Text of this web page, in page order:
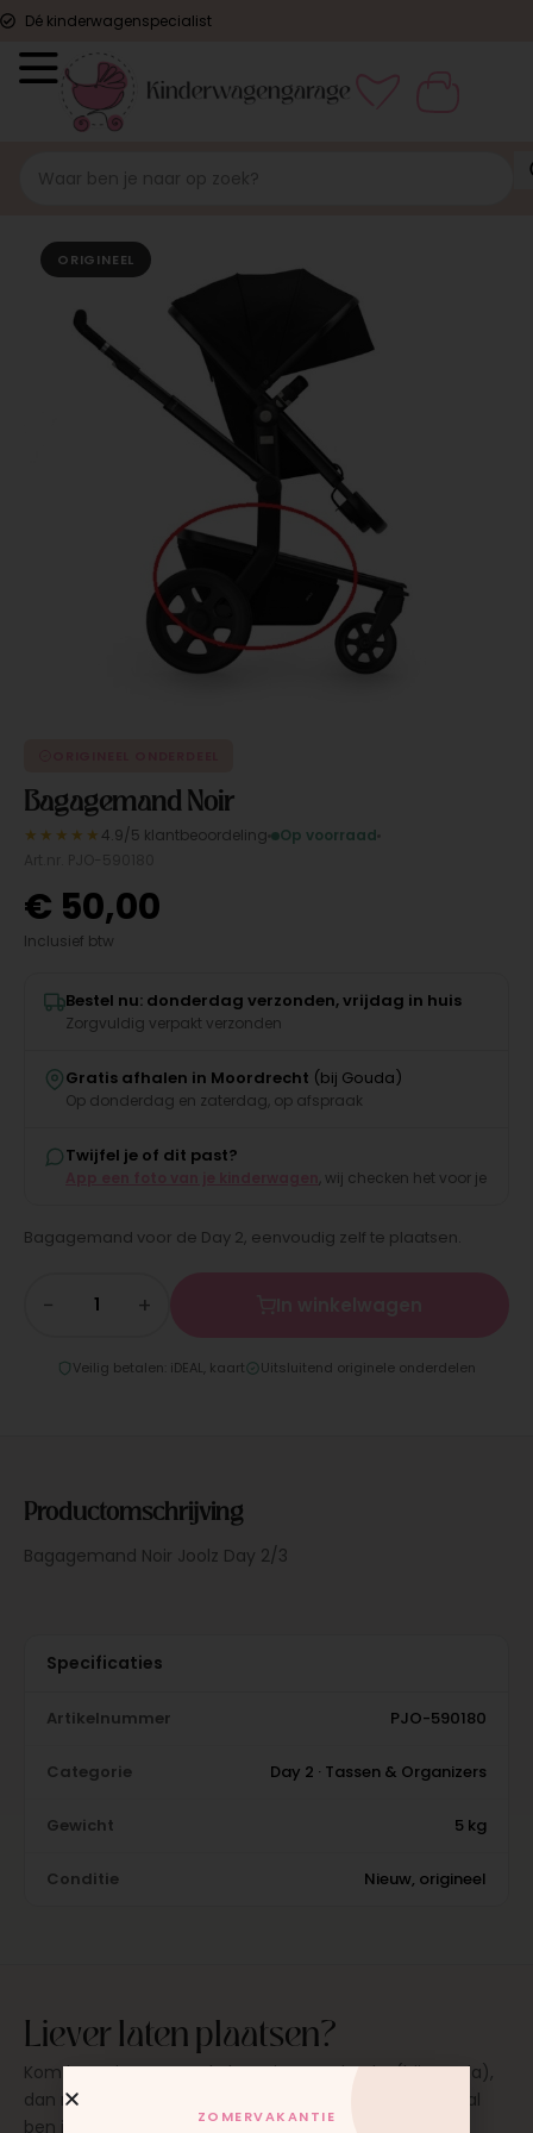
Dé kinderwagenspecialist
ORIGINEEL
Bagagemand Noir
★★★★★ 4.9/5 klantbeoordeling
Op voorraad
€ 50,00
Inclusief btw
Bestel nu: donderdag verzonden, vrijdag in huis
Zorgvuldig verpakt verzonden
Gratis afhalen in Moordrecht (bij Gouda)
Op donderdag en zaterdag, op afspraak
Twijfel je of dit past?
, wij checken het voor je
Bagagemand voor de Day 2, eenvoudig zelf te plaatsen.
− +
Veilig betalen: iDEAL, kaart Uitsluitend originele onderdelen
Productomschrijving
Bagagemand Noir Joolz Day 2/3
Specificaties
Artikelnummer PJO-590180
Categorie Day 2 · Tassen & Organizers
Gewicht 5 kg
Conditie Nieuw, origineel
Liever laten plaatsen?
Kom langs in onze werkplaats in Moordrecht (bij Gouda),
dan monteren wij het onderdeel direct voor je. Meestal
ben je binnen 15 tot 20 minuten weer buiten. Op
ZOMERVAKANTIE